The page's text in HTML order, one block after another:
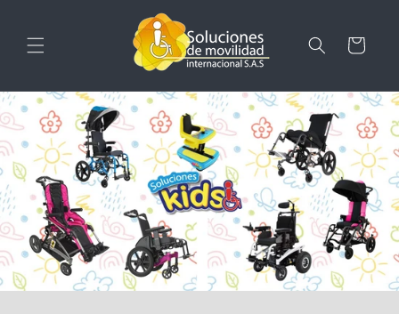
al contenido
Carrito